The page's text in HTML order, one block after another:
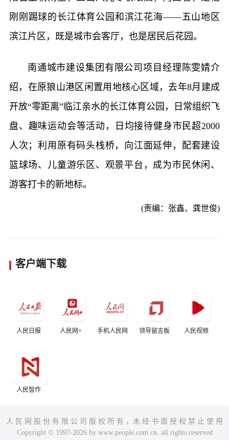
刚刚踢球的长江体育公园和滨江花海——五山地区
滨江片区，既是城市会客厅，也是居民后花园。
南通城市建设集团有限公司项目经理陈雯婧介
绍，在原狼山港区闲置用地核心区域，去年8月建成
开放“零距离”临江亲水的长江体育公园，日常组织飞
盘、趣味运动会等活动，日均接待健身市民超2000
人次；利用原有码头栈桥，向江面延伸，配套建设
篮球场、儿童游乐区、观景平台，成为市民休闲、
游客打卡的新地标。
(责编：张鑫、龚世俊)
客户端下载
人民日报 人民网+ 手机人民网 领导留言板 人民视频
人民智作
人 民 网 股 份 有 限 公 司 版 权 所 有 ，未 经 书 面 授 权 禁 止 使 用
Copyright © 1997-2026 by www.people.com.cn. all rights reserved